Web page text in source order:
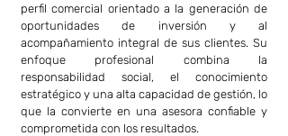
perfil comercial orientado a la generación de
oportunidades de inversión y al
acompañamiento integral de sus clientes. Su
enfoque profesional combina la
responsabilidad social, el conocimiento
estratégico y una alta capacidad de gestión, lo
que la convierte en una asesora confiable y
comprometida con los resultados.